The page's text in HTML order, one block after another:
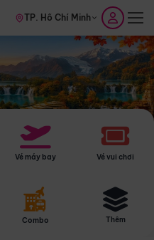
TP. Hồ Chí Minh
Vé máy bay Vé vui chơi
Combo Thêm